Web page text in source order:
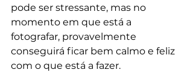
pode ser stressante, mas no
momento em que está a
fotografar, provavelmente
conseguirá ficar bem calmo e feliz
com o que está a fazer.